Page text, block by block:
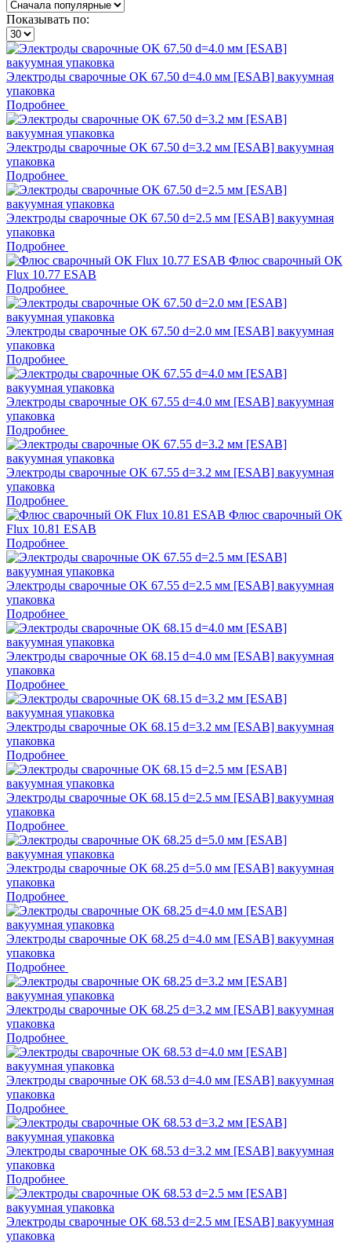
Показывать по:
Электроды сварочные OK 67.50 d=4.0 мм [ESAB] вакуумная
упаковка
Подробнее
Электроды сварочные OK 67.50 d=3.2 мм [ESAB] вакуумная
упаковка
Подробнее
Электроды сварочные OK 67.50 d=2.5 мм [ESAB] вакуумная
упаковка
Подробнее
Флюс сварочный ОК
Flux 10.77 ESAB
Подробнее
Электроды сварочные OK 67.50 d=2.0 мм [ESAB] вакуумная
упаковка
Подробнее
Электроды сварочные OK 67.55 d=4.0 мм [ESAB] вакуумная
упаковка
Подробнее
Электроды сварочные OK 67.55 d=3.2 мм [ESAB] вакуумная
упаковка
Подробнее
Флюс сварочный ОК
Flux 10.81 ESAB
Подробнее
Электроды сварочные OK 67.55 d=2.5 мм [ESAB] вакуумная
упаковка
Подробнее
Электроды сварочные OK 68.15 d=4.0 мм [ESAB] вакуумная
упаковка
Подробнее
Электроды сварочные OK 68.15 d=3.2 мм [ESAB] вакуумная
упаковка
Подробнее
Электроды сварочные OK 68.15 d=2.5 мм [ESAB] вакуумная
упаковка
Подробнее
Электроды сварочные OK 68.25 d=5.0 мм [ESAB] вакуумная
упаковка
Подробнее
Электроды сварочные OK 68.25 d=4.0 мм [ESAB] вакуумная
упаковка
Подробнее
Электроды сварочные OK 68.25 d=3.2 мм [ESAB] вакуумная
упаковка
Подробнее
Электроды сварочные OK 68.53 d=4.0 мм [ESAB] вакуумная
упаковка
Подробнее
Электроды сварочные OK 68.53 d=3.2 мм [ESAB] вакуумная
упаковка
Подробнее
Электроды сварочные OK 68.53 d=2.5 мм [ESAB] вакуумная
упаковка